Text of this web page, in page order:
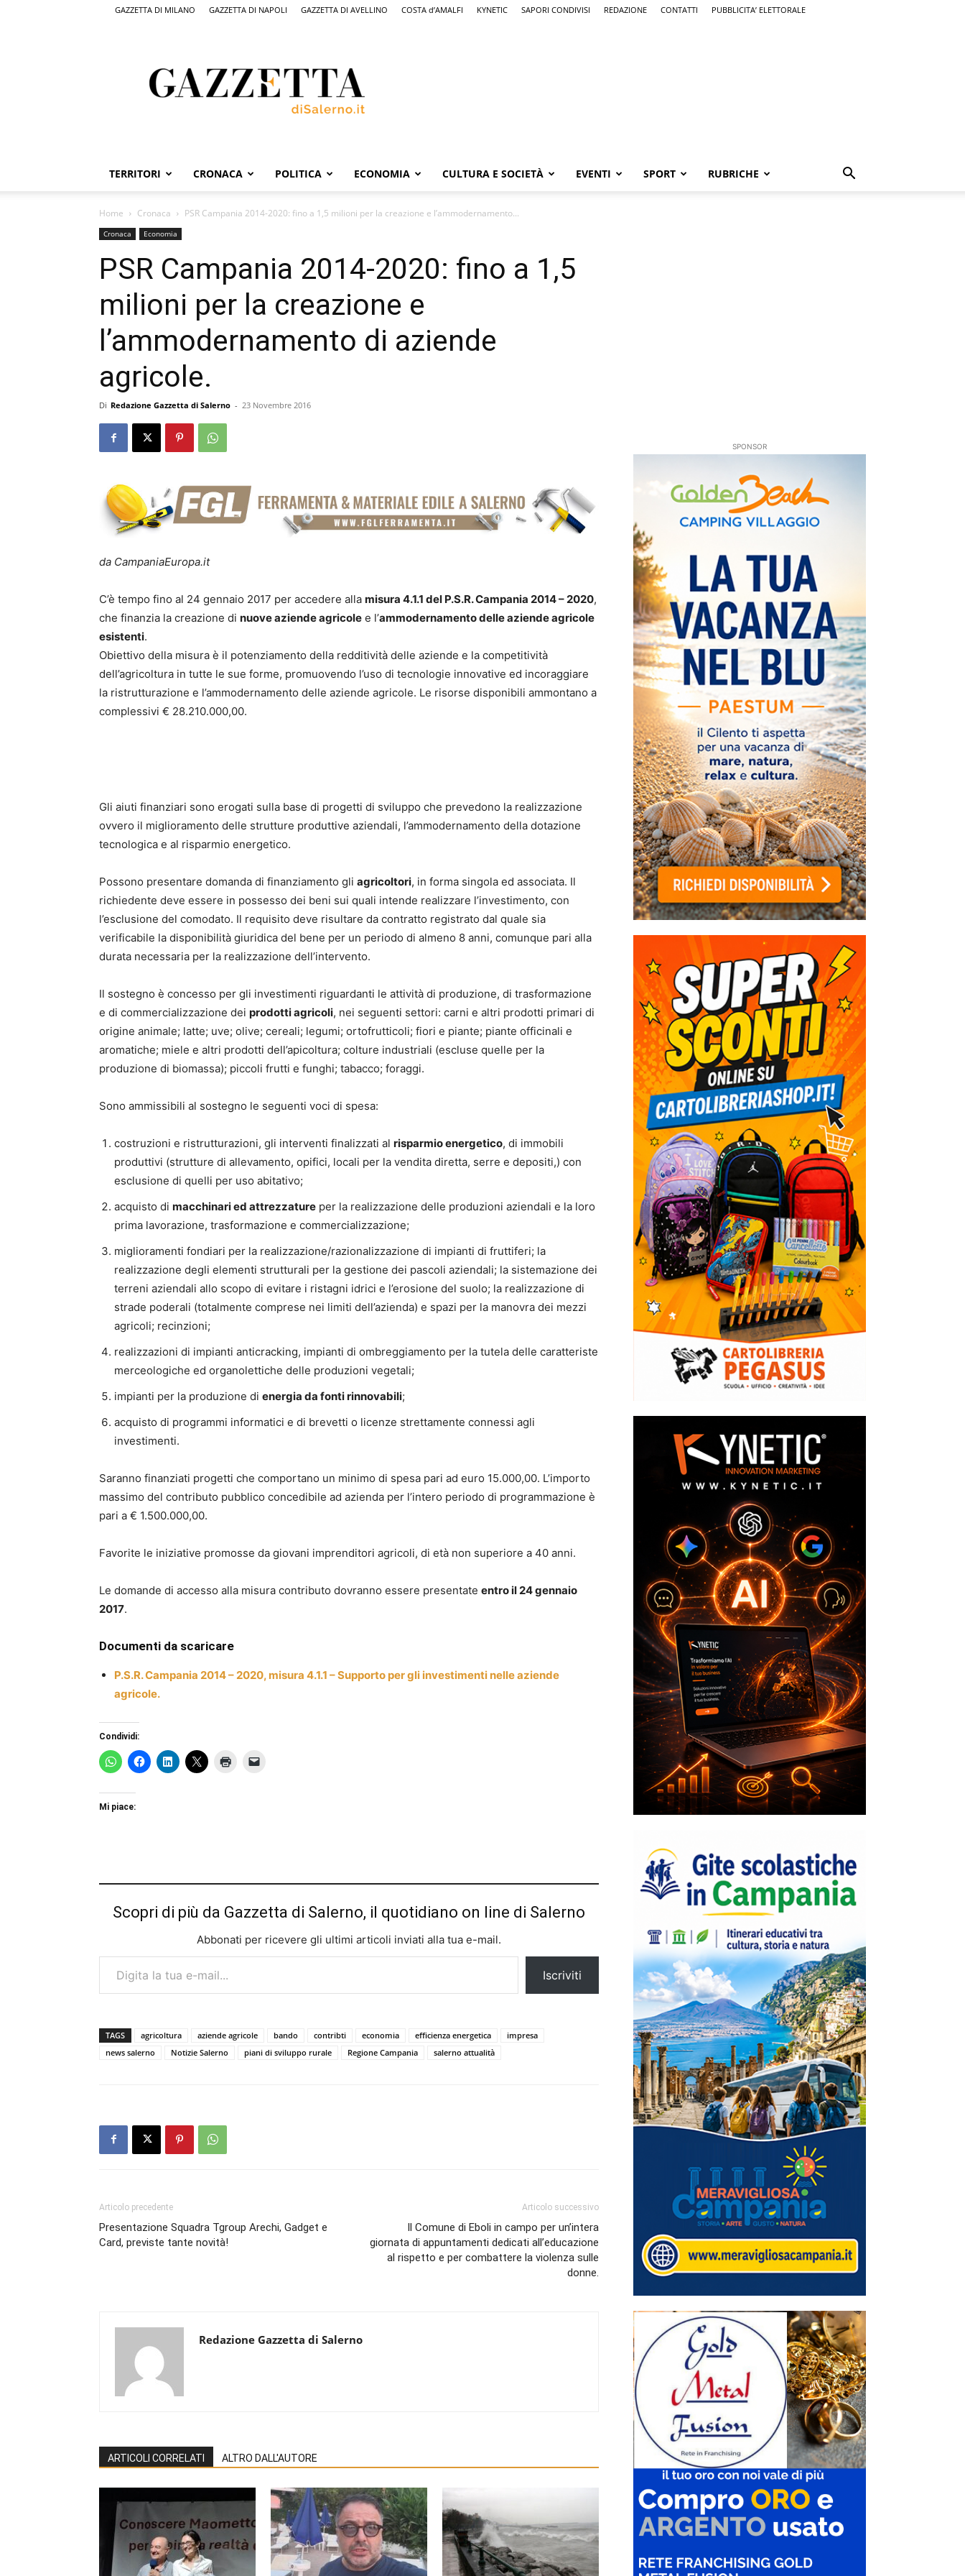
GAZZETTA DI MILANO GAZZETTA DI NAPOLI GAZZETTA DI AVELLINO COSTA d’AMALFI KYNETIC SAPORI CONDIVISI REDAZIONE CONTATTI PUBBLICITA’ ELETTORALE
Salerno,
il
quotidiano
Salerno
TERRITORI CRONACA POLITICA ECONOMIA CULTURA E SOCIETÀ EVENTI SPORT RUBRICHE
Home Cronaca PSR Campania 2014-2020: fino a 1,5 milioni per la creazione e l’ammodernamento...
Cronaca Economia
PSR Campania 2014-2020: fino a 1,5
milioni per la creazione e
l’ammodernamento di aziende
agricole.
Di Redazione Gazzetta di Salerno - 23 Novembre 2016
da CampaniaEuropa.it
C’è tempo fino al 24 gennaio 2017 per accedere alla misura 4.1.1 del P.S.R. Campania 2014 – 2020,
che finanzia la creazione di nuove aziende agricole e l’ammodernamento delle aziende agricole
esistenti.
Obiettivo della misura è il potenziamento della redditività delle aziende e la competitività
dell’agricoltura in tutte le sue forme, promuovendo l’uso di tecnologie innovative ed incoraggiare
la ristrutturazione e l’ammodernamento delle aziende agricole. Le risorse disponibili ammontano a
complessivi € 28.210.000,00.
Gli aiuti finanziari sono erogati sulla base di progetti di sviluppo che prevedono la realizzazione
ovvero il miglioramento delle strutture produttive aziendali, l’ammodernamento della dotazione
tecnologica e al risparmio energetico.
Possono presentare domanda di finanziamento gli agricoltori, in forma singola ed associata. Il
richiedente deve essere in possesso dei beni sui quali intende realizzare l’investimento, con
l’esclusione del comodato. Il requisito deve risultare da contratto registrato dal quale sia
verificabile la disponibilità giuridica del bene per un periodo di almeno 8 anni, comunque pari alla
durata necessaria per la realizzazione dell’intervento.
Il sostegno è concesso per gli investimenti riguardanti le attività di produzione, di trasformazione
e di commercializzazione dei prodotti agricoli, nei seguenti settori: carni e altri prodotti primari di
origine animale; latte; uve; olive; cereali; legumi; ortofrutticoli; fiori e piante; piante officinali e
aromatiche; miele e altri prodotti dell’apicoltura; colture industriali (escluse quelle per la
produzione di biomassa); piccoli frutti e funghi; tabacco; foraggi.
Sono ammissibili al sostegno le seguenti voci di spesa:
costruzioni e ristrutturazioni, gli interventi finalizzati al risparmio energetico, di immobili
produttivi (strutture di allevamento, opifici, locali per la vendita diretta, serre e depositi,) con
esclusione di quelli per uso abitativo;
acquisto di macchinari ed attrezzature per la realizzazione delle produzioni aziendali e la loro
prima lavorazione, trasformazione e commercializzazione;
miglioramenti fondiari per la realizzazione/razionalizzazione di impianti di fruttiferi; la
realizzazione degli elementi strutturali per la gestione dei pascoli aziendali; la sistemazione dei
terreni aziendali allo scopo di evitare i ristagni idrici e l’erosione del suolo; la realizzazione di
strade poderali (totalmente comprese nei limiti dell’azienda) e spazi per la manovra dei mezzi
agricoli; recinzioni;
realizzazioni di impianti anticracking, impianti di ombreggiamento per la tutela delle caratteriste
merceologiche ed organolettiche delle produzioni vegetali;
impianti per la produzione di energia da fonti rinnovabili;
acquisto di programmi informatici e di brevetti o licenze strettamente connessi agli
investimenti.
Saranno finanziati progetti che comportano un minimo di spesa pari ad euro 15.000,00. L’importo
massimo del contributo pubblico concedibile ad azienda per l’intero periodo di programmazione è
pari a € 1.500.000,00.
Favorite le iniziative promosse da giovani imprenditori agricoli, di età non superiore a 40 anni.
Le domande di accesso alla misura contributo dovranno essere presentate entro il 24 gennaio
2017.
Documenti da scaricare
P.S.R. Campania 2014 – 2020, misura 4.1.1 – Supporto per gli investimenti nelle aziende
agricole.
Condividi:
Mi piace:
Scopri di più da Gazzetta di Salerno, il quotidiano on line di Salerno
Abbonati per ricevere gli ultimi articoli inviati alla tua e-mail.
Digita la tua e-mail...
Iscriviti
TAGS agricoltura aziende agricole bando contribti economia efficienza energetica
impresa
news salerno
Notizie Salerno piani di sviluppo rurale Regione Campania salerno attualità
Articolo precedente
Presentazione Squadra Tgroup Arechi, Gadget e
Card, previste tante novità!
Articolo successivo
Il Comune di Eboli in campo per un’intera
giornata di appuntamenti dedicati all’educazione
al rispetto e per combattere la violenza sulle
donne.
Redazione Gazzetta di Salerno
ARTICOLI CORRELATI ALTRO DALL'AUTORE
SPONSOR